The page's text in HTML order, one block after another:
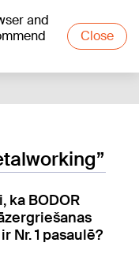
and
Close
ka BODOR
Nr. 1 pasaulē?